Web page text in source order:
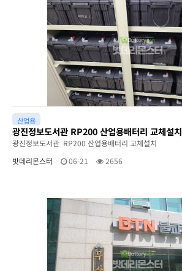
산업용
광진정보도서관 RP200 산업용배터리 교체설치
광진정보도서관 RP200 산업용배터리 교체설치
밧데리몬스터
06-21 2656